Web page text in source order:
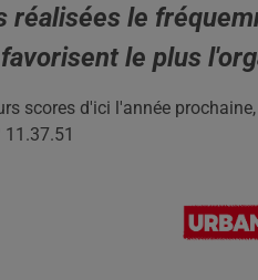
le
le plus
scores d'ici l'année